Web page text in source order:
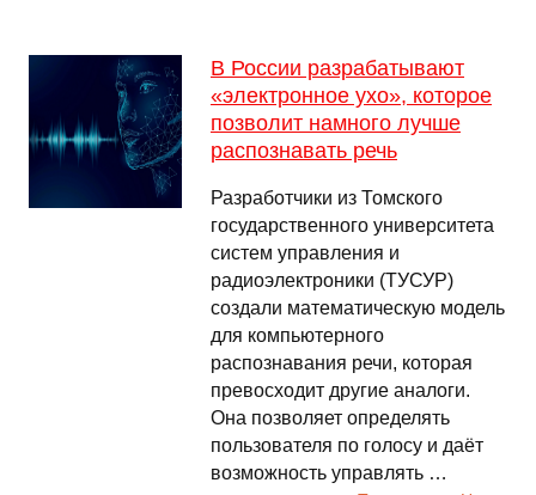
В России разрабатывают
«электронное ухо», которое
позволит намного лучше
распознавать речь
Разработчики из Томского
государственного университета
систем управления и
радиоэлектроники (ТУСУР)
создали математическую модель
для компьютерного
распознавания речи, которая
превосходит другие аналоги.
Она позволяет определять
пользователя по голосу и даёт
возможность управлять …